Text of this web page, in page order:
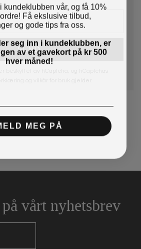
vårt nyhetsbrev
kundeklubben vår, og få 10%
Få ekslusive tilbud,
og gode tips fra oss.
seg inn i kundeklubben, er
av et gavekort på kr 500
hver måned!
MEG PÅ